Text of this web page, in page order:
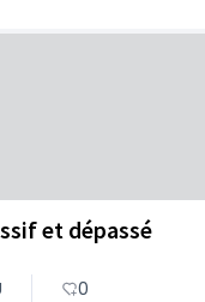
et dépassé
0